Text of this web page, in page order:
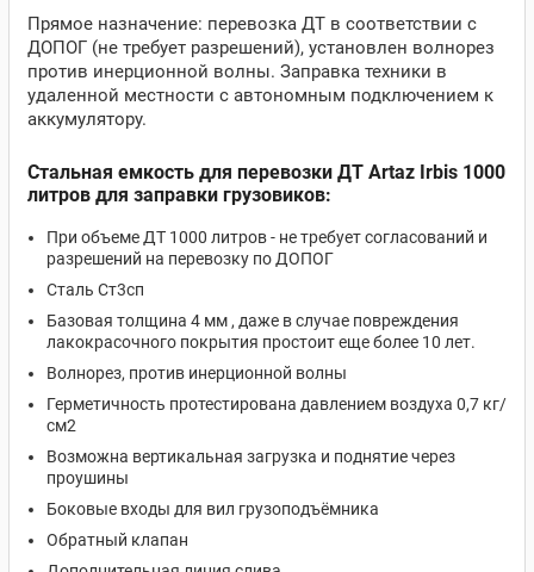
Прямое назначение: перевозка ДТ в соответствии с
ДОПОГ (не требует разрешений), установлен волнорез
против инерционной волны. Заправка техники в
удаленной местности с автономным подключением к
аккумулятору.
Стальная емкость для перевозки ДТ Artaz Irbis 1000
литров для заправки грузовиков:
При объеме ДТ 1000 литров - не требует согласований и
разрешений на перевозку по ДОПОГ
Сталь Ст3сп
Базовая толщина 4 мм , даже в случае повреждения
лакокрасочного покрытия простоит еще более 10 лет.
Волнорез, против инерционной волны
Герметичность протестирована давлением воздуха 0,7 кг/
см2
Возможна вертикальная загрузка и поднятие через
проушины
Боковые входы для вил грузоподъёмника
Обратный клапан